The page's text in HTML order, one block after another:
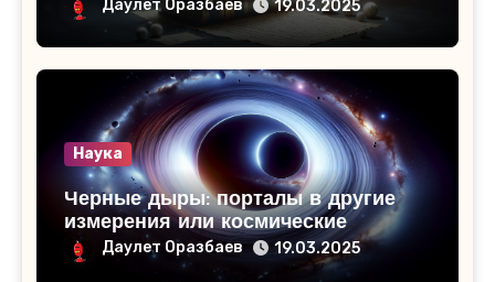
Даулет Оразбаев 19.03.2025
Наука
Черные дыры: порталы в другие
измерения или космические
ловушки
Даулет Оразбаев 19.03.2025